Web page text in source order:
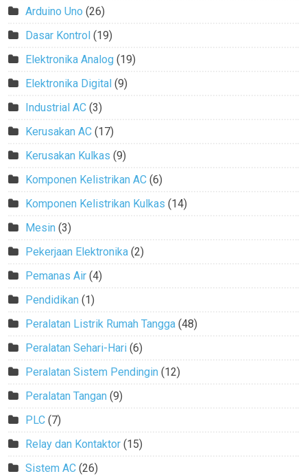
Arduino Uno (26)
Dasar Kontrol (19)
Elektronika Analog (19)
Elektronika Digital (9)
Industrial AC (3)
Kerusakan AC (17)
Kerusakan Kulkas (9)
Komponen Kelistrikan AC (6)
Komponen Kelistrikan Kulkas (14)
Mesin (3)
Pekerjaan Elektronika (2)
Pemanas Air (4)
Pendidikan (1)
Peralatan Listrik Rumah Tangga (48)
Peralatan Sehari-Hari (6)
Peralatan Sistem Pendingin (12)
Peralatan Tangan (9)
PLC (7)
Relay dan Kontaktor (15)
Sistem AC (26)